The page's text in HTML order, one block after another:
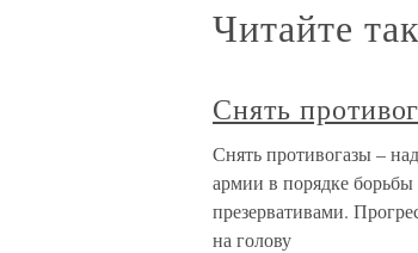
Читайте
Снять
Снять противогазы –
армии в порядке
презервативами.
на голову